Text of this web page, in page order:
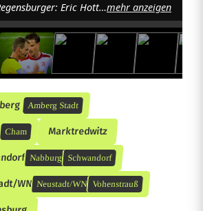
Einer der besten Regensburger: Eric Hottmann machte dem SSV Jahn mit seinem 1:2 in Nürnberg noch einmal Hoffnungen. Foto: jrhmehr anzeigen
Amberg Stadt
Cham Marktredwitz
Nabburg Schwandorf
WN Neustadt/WN Vohenstrauß